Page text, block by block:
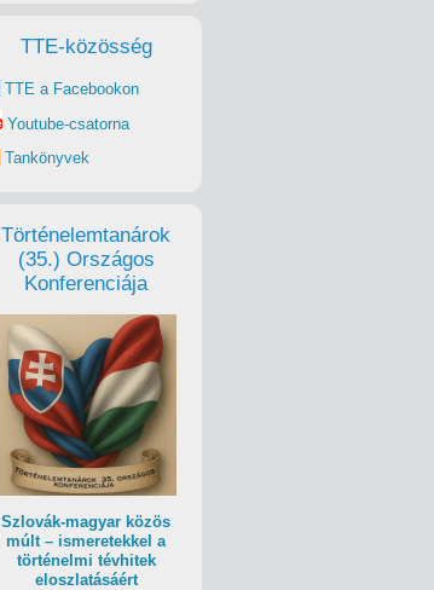
TTE-közösség
TTE a Facebookon
Youtube-csatorna
Tankönyvek
Történelemtanárok
(35.) Országos
Konferenciája
Szlovák-magyar közös
múlt – ismeretekkel a
történelmi tévhitek
eloszlatásáért